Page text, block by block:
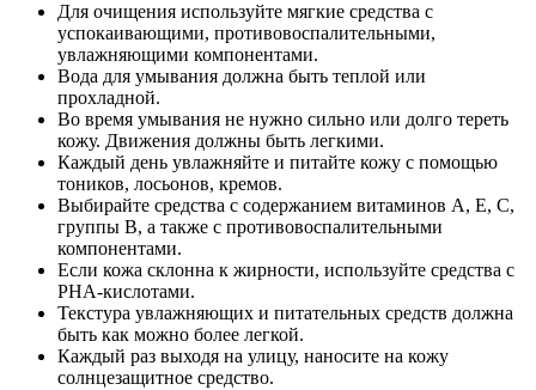
Для очищения используйте мягкие средства с
успокаивающими, противовоспалительными,
увлажняющими компонентами.
Вода для умывания должна быть теплой или
прохладной.
Во время умывания не нужно сильно или долго тереть
кожу. Движения должны быть легкими.
Каждый день увлажняйте и питайте кожу с помощью
тоников, лосьонов, кремов.
Выбирайте средства с содержанием витаминов A, E, C,
группы B, а также с противовоспалительными
компонентами.
Если кожа склонна к жирности, используйте средства с
PHA-кислотами.
Текстура увлажняющих и питательных средств должна
быть как можно более легкой.
Каждый раз выходя на улицу, наносите на кожу
солнцезащитное средство.